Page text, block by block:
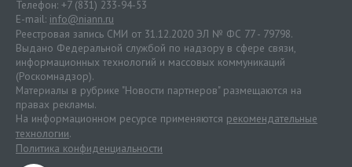
Телефон: +7 (831) 233-94-53
E-mail: info@niann.ru
Реестровая запись СМИ от 31.12.2020 ЭЛ № ФС 77 - 79798.
Выдано Федеральной службой по надзору в сфере связи,
информационных технологий и массовых коммуникаций
(Роскомнадзор).
Материалы в рубрике "Новости партнеров" размещаются на
правах рекламы.
На информационном ресурсе применяются рекомендательные
технологии.
Политика конфиденциальности